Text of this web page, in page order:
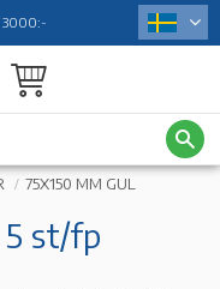
3000:-
Kundvagn
75X150 MM GUL
5 st/fp